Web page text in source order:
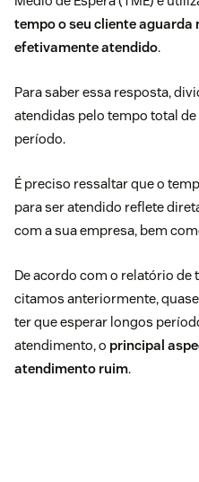
tempo o seu cliente aguarda
efetivamente atendido.
Para saber essa resposta,
atendidas pelo tempo total
período.
É preciso ressaltar que o
para ser atendido reflete
com a sua empresa, bem
De acordo com o relatório de
citamos anteriormente,
ter que esperar longos
atendimento, o principal
atendimento ruim.